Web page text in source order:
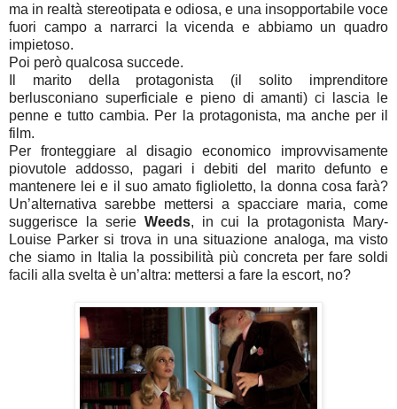
ma in realtà stereotipata e odiosa, e una insopportabile voce
fuori campo a narrarci la vicenda e abbiamo un quadro
impietoso.
Poi però qualcosa succede.
Il marito della protagonista (il solito imprenditore
berlusconiano superficiale e pieno di amanti) ci lascia le
penne e tutto cambia. Per la protagonista, ma anche per il
film.
Per fronteggiare al disagio economico improvvisamente
piovutole addosso, pagari i debiti del marito defunto e
mantenere lei e il suo amato figlioletto, la donna cosa farà?
Un’alternativa sarebbe mettersi a spacciare maria, come
suggerisce la serie Weeds, in cui la protagonista Mary-
Louise Parker si trova in una situazione analoga, ma visto
che siamo in Italia la possibilità più concreta per fare soldi
facili alla svelta è un’altra: mettersi a fare la escort, no?